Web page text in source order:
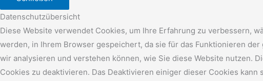
Datenschutzübersicht
Diese Website verwendet Cookies, um Ihre Erfahrung zu verbessern,
werden, in Ihrem Browser gespeichert, da sie für das Funktionieren
wir analysieren und verstehen können, wie Sie diese Website nutzen.
Cookies zu deaktivieren. Das Deaktivieren einiger dieser Cookies